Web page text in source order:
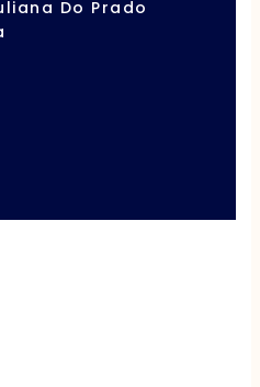
Do Prado